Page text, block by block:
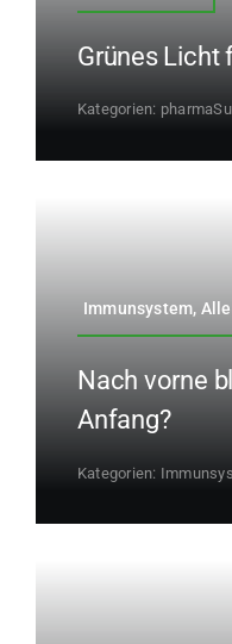
Grünes Licht
Kategorien:
Immunsystem,
Nach vorne
Anfang?
Kategorien: